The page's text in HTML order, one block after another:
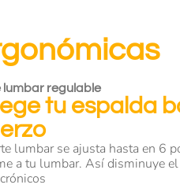
lumbar regulable
tu espalda
lumbar se ajusta hasta en 6
a tu lumbar. Así disminuye